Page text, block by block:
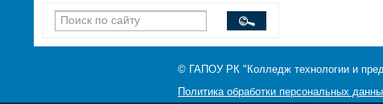
© ГАПОУ РК "Колледж технологии и
Политика обработки персональных